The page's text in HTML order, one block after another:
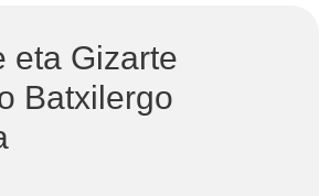
eta Gizarte
Batxilergo